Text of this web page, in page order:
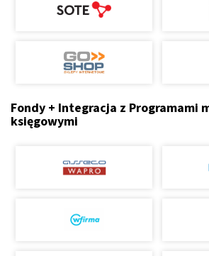
Fondy + Integracja z Programami
księgowymi